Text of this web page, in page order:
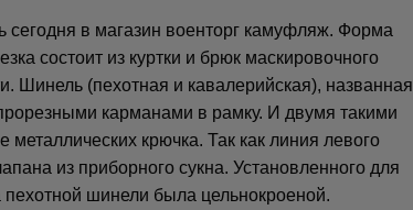
в магазин военторг камуфляж. Форма
состоит из куртки и брюк маскировочного
Шинель (пехотная и кавалерийская), названная
карманами в рамку. И двумя такими
крючка. Так как линия левого
из приборного сукна. Установленного для
шинели была цельнокроеной.